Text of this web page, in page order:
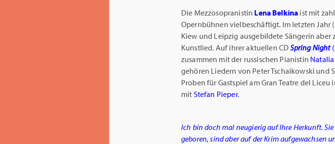
Die Mezzosopranistin Lena Belkina ist mit
Opernbühnen vielbeschäftigt. Im letzten Jahr
Kiew und Leipzig ausgebildete Sängerin
Kunstlied. Auf ihrer aktuellen CDSpring Night(
zusammen mit der russischen Pianistin
gehören Liedern von Peter Tschaikowski und
Proben für Gastspiel am Gran Teatre del
mit Stefan Pieper.
Ich bin doch mal neugierig auf Ihre Herkunft.
geboren, sind aber auf der Krim aufgewachsen